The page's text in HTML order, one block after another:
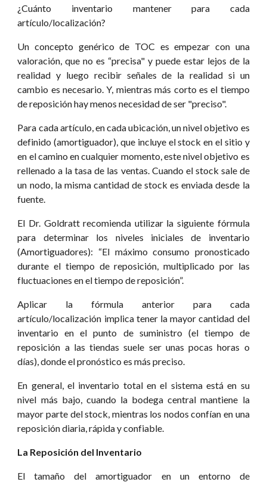
¿Cuánto inventario mantener para cada
artículo/localización?
Un concepto genérico de TOC es empezar con una
valoración, que no es “precisa" y puede estar lejos de la
realidad y luego recibir señales de la realidad si un
cambio es necesario. Y, mientras más corto es el tiempo
de reposición hay menos necesidad de ser "preciso".
Para cada artículo, en cada ubicación, un nivel objetivo es
definido (amortiguador), que incluye el stock en el sitio y
en el camino en cualquier momento, este nivel objetivo es
rellenado a la tasa de las ventas. Cuando el stock sale de
un nodo, la misma cantidad de stock es enviada desde la
fuente.
El Dr. Goldratt recomienda utilizar la siguiente fórmula
para determinar los niveles iniciales de inventario
(Amortiguadores): “El máximo consumo pronosticado
durante el tiempo de reposición, multiplicado por las
fluctuaciones en el tiempo de reposición”.
Aplicar la fórmula anterior para cada
artículo/localización implica tener la mayor cantidad del
inventario en el punto de suministro (el tiempo de
reposición a las tiendas suele ser unas pocas horas o
días), donde el pronóstico es más preciso.
En general, el inventario total en el sistema está en su
nivel más bajo, cuando la bodega central mantiene la
mayor parte del stock, mientras los nodos confían en una
reposición diaria, rápida y confiable.
La Reposición del Inventario
El tamaño del amortiguador en un entorno de